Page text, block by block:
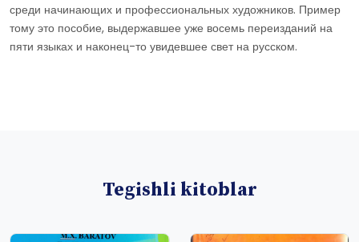
среди начинающих и профессиональных художников. Пример
тому это пособие, выдержавшее уже восемь переизданий на
пяти языках и наконец-то увидевшее свет на русском.
Tegishli kitoblar